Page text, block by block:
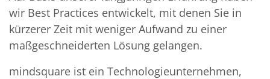
wir Best Practices entwickelt, mit denen Sie in
kürzerer Zeit mit weniger Aufwand zu einer
maßgeschneiderten Lösung gelangen.
mindsquare ist ein Technologieunternehmen,